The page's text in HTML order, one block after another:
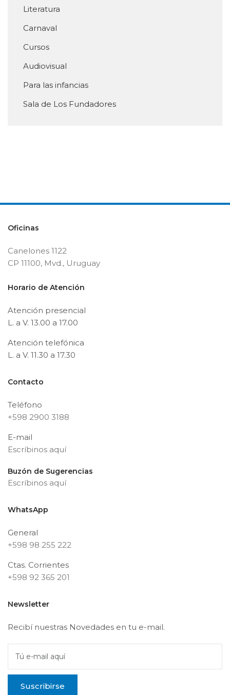
Literatura
Carnaval
Cursos
Audiovisual
Para las infancias
Sala de Los Fundadores
Oficinas
Canelones 1122
CP 11100, Mvd., Uruguay
Horario de Atención
Atención presencial
L. a V. 13.00 a 17.00
Atención telefónica
L. a V. 11.30 a 17.30
Contacto
Teléfono
+598 2900 3188
E-mail
Escríbinos aquí
Buzón de Sugerencias
Escríbinos aquí
WhatsApp
General
+598 98 255 222
Ctas. Corrientes
+598 92 365 201
Newsletter
Recibí nuestras Novedades en tu e-mail.
Tú e-mail aquí
Suscribirse